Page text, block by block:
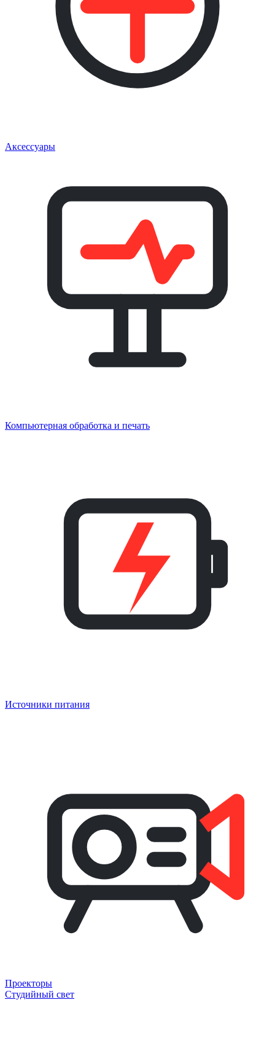
Аксессуары
Компьютерная обработка и печать
Источники питания
Проекторы
Студийный свет